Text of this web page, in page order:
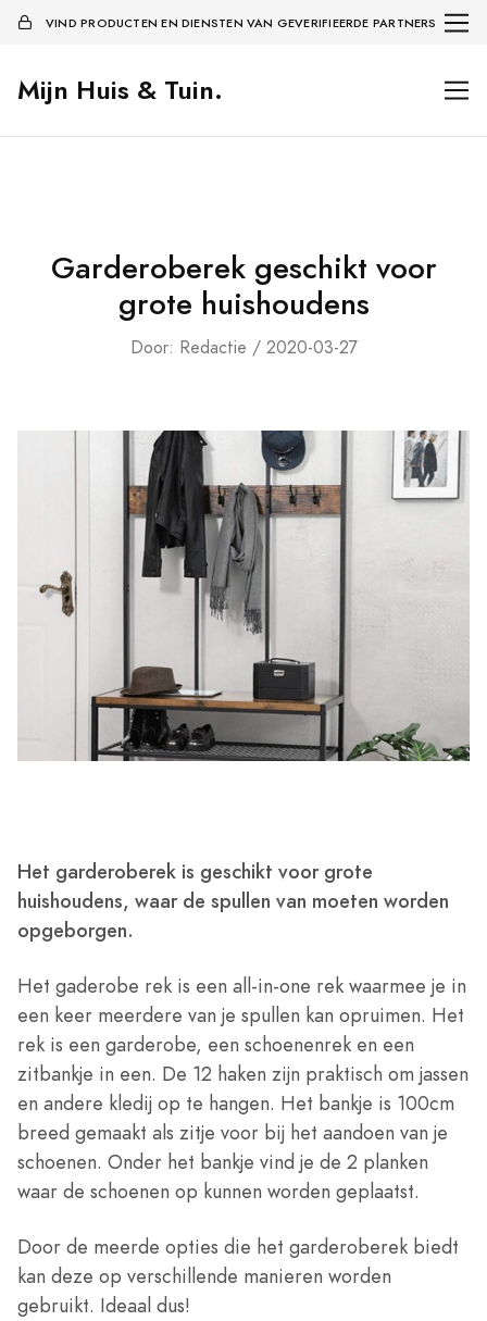
VIND PRODUCTEN EN DIENSTEN VAN GEVERIFIEERDE PARTNERS
Mijn Huis & Tuin.
Garderoberek geschikt voor
grote huishoudens
Door: Redactie / 2020-03-27
Het garderoberek is geschikt voor grote
huishoudens, waar de spullen van moeten worden
opgeborgen.
Het gaderobe rek is een all-in-one rek waarmee je in
een keer meerdere van je spullen kan opruimen. Het
rek is een garderobe, een schoenenrek en een
zitbankje in een. De 12 haken zijn praktisch om jassen
en andere kledij op te hangen. Het bankje is 100cm
breed gemaakt als zitje voor bij het aandoen van je
schoenen. Onder het bankje vind je de 2 planken
waar de schoenen op kunnen worden geplaatst.
Door de meerde opties die het garderoberek biedt
kan deze op verschillende manieren worden
gebruikt. Ideaal dus!